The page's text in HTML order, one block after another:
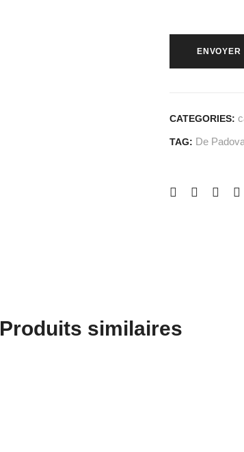
CATEGORIES:
TAG: De
Produits similaires